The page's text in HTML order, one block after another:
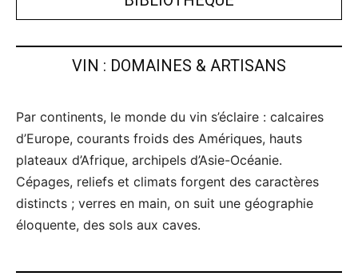
VIN : DOMAINES & ARTISANS
Par continents, le monde du vin s’éclaire : calcaires
d’Europe, courants froids des Amériques, hauts
plateaux d’Afrique, archipels d’Asie-Océanie.
Cépages, reliefs et climats forgent des caractères
distincts ; verres en main, on suit une géographie
éloquente, des sols aux caves.